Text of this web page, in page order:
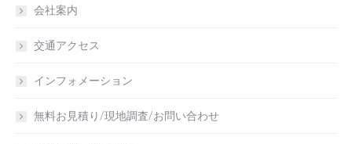
会社案内
交通アクセス
インフォメーション
無料お見積り/現地調査/お問い合わせ